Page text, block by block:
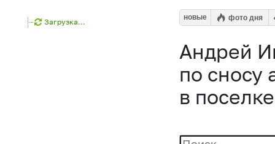
Загрузка...
новые фото дня
Андрей
по сносу
в